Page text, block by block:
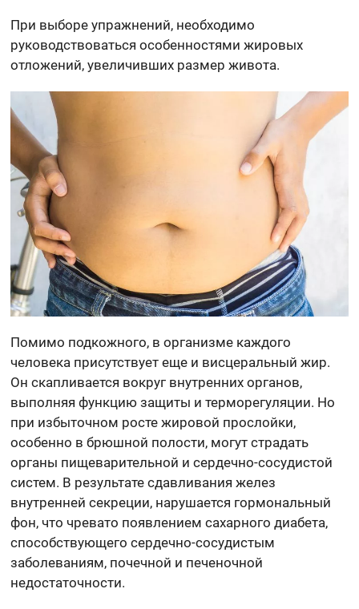
При выборе упражнений, необходимо
руководствоваться особенностями жировых
отложений, увеличивших размер живота.
Помимо подкожного, в организме каждого
человека присутствует еще и висцеральный жир.
Он скапливается вокруг внутренних органов,
выполняя функцию защиты и терморегуляции. Но
при избыточном росте жировой прослойки,
особенно в брюшной полости, могут страдать
органы пищеварительной и сердечно-сосудистой
систем. В результате сдавливания желез
внутренней секреции, нарушается гормональный
фон, что чревато появлением сахарного диабета,
способствующего сердечно-сосудистым
заболеваниям, почечной и печеночной
недостаточности.